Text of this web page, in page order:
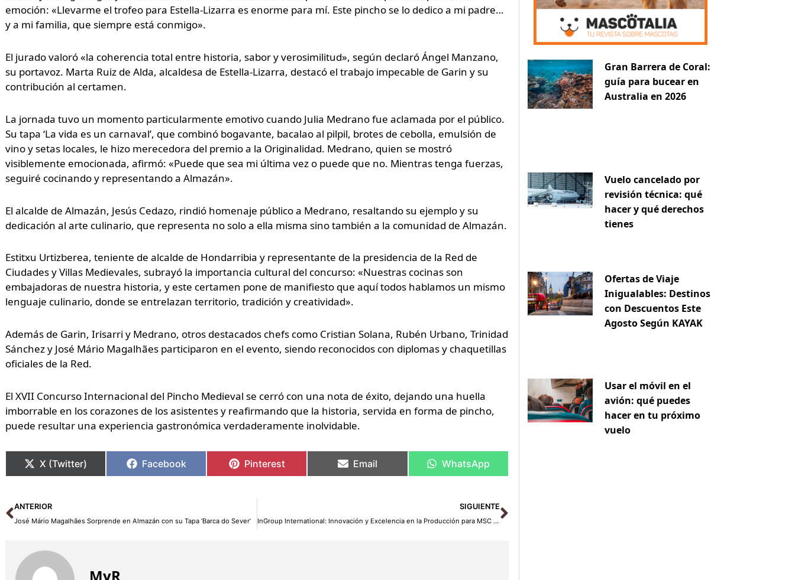
emoción: «Llevarme el trofeo para Estella-Lizarra es enorme para mí. Este pincho se lo dedico a mi padre…
y a mi familia, que siempre está conmigo».
El jurado valoró «la coherencia total entre historia, sabor y verosimilitud», según declaró Ángel Manzano,
su portavoz. Marta Ruiz de Alda, alcaldesa de Estella-Lizarra, destacó el trabajo impecable de Garin y su
contribución al certamen.
La jornada tuvo un momento particularmente emotivo cuando Julia Medrano fue aclamada por el público.
Su tapa ‘La vida es un carnaval’, que combinó bogavante, bacalao al pilpil, brotes de cebolla, emulsión de
vino y setas locales, le hizo merecedora del premio a la Originalidad. Medrano, quien se mostró
visiblemente emocionada, afirmó: «Puede que sea mi última vez o puede que no. Mientras tenga fuerzas,
seguiré cocinando y representando a Almazán».
El alcalde de Almazán, Jesús Cedazo, rindió homenaje público a Medrano, resaltando su ejemplo y su
dedicación al arte culinario, que representa no solo a ella misma sino también a la comunidad de Almazán.
Estitxu Urtizberea, teniente de alcalde de Hondarribia y representante de la presidencia de la Red de
Ciudades y Villas Medievales, subrayó la importancia cultural del concurso: «Nuestras cocinas son
embajadoras de nuestra historia, y este certamen pone de manifiesto que aquí todos hablamos un mismo
lenguaje culinario, donde se entrelazan territorio, tradición y creatividad».
Además de Garin, Irisarri y Medrano, otros destacados chefs como Cristian Solana, Rubén Urbano, Trinidad
Sánchez y José Mário Magalhães participaron en el evento, siendo reconocidos con diplomas y chaquetillas
oficiales de la Red.
El XVII Concurso Internacional del Pincho Medieval se cerró con una nota de éxito, dejando una huella
imborrable en los corazones de los asistentes y reafirmando que la historia, servida en forma de pincho,
puede resultar una experiencia gastronómica verdaderamente inolvidable.
X (Twitter) Facebook Pinterest Email WhatsApp
Ant
ANTERIOR
José Mário Magalhães Sorprende en Almazán con su Tapa ‘Barca do Sever’
SIGUIENTE
InGroup International: Innovación y Excelencia en la Producción para MSC Cruises en 2025
Siguiente
MyR
Gran Barrera de Coral:
guía para bucear en
Australia en 2026
Vuelo cancelado por
revisión técnica: qué
hacer y qué derechos
tienes
Ofertas de Viaje
Inigualables: Destinos
con Descuentos Este
Agosto Según KAYAK
Usar el móvil en el
avión: qué puedes
hacer en tu próximo
vuelo